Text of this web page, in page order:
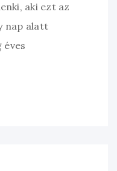
aki ezt az
nap alatt
éves